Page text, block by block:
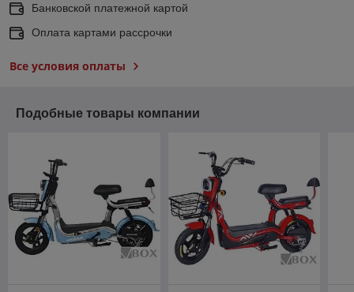
Банковской платежной картой
Оплата картами рассрочки
Все условия оплаты
Подобные товары компании